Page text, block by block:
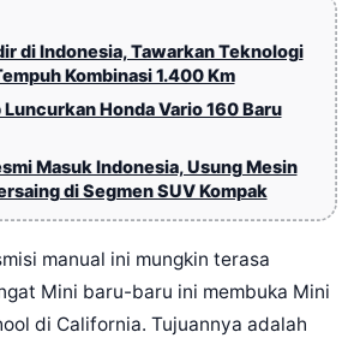
di Indonesia, Tawarkan Teknologi
Kombinasi 1.400 Km
Honda Vario 160 Baru
Masuk Indonesia, Usung Mesin
di Segmen SUV Kompak
manual ini mungkin terasa
Mini baru-baru ini membuka Mini
di California. Tujuannya adalah